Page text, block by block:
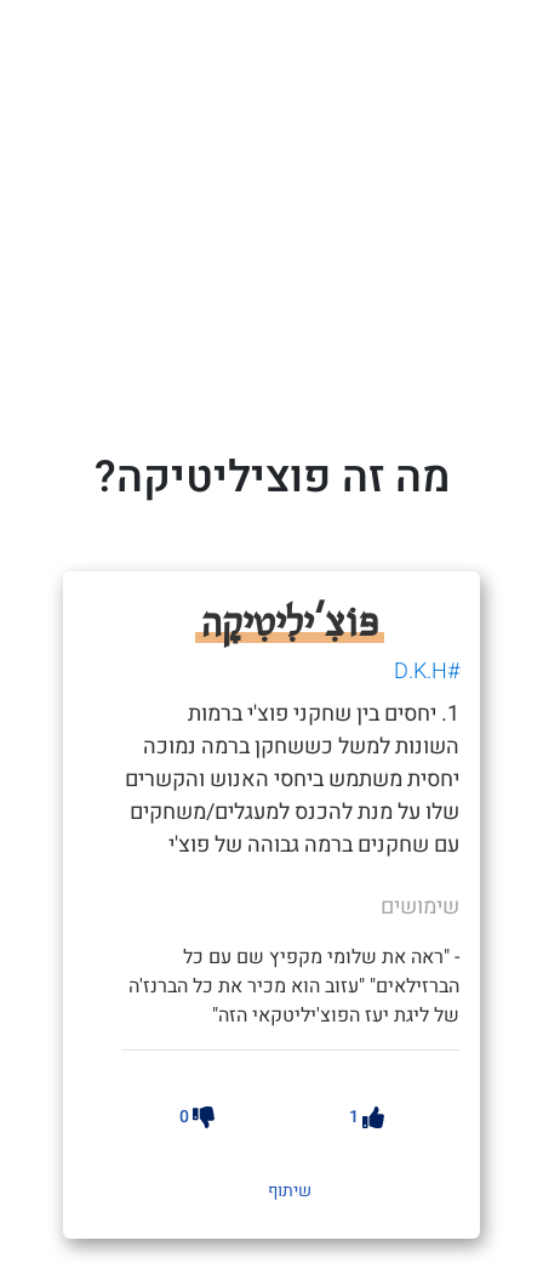
מה זה פוציליטיקה?
פּוֹצִ'ילִיטִיקָה
#D.K.H
1. יחסים בין שחקני פוצ'י ברמות
השונות למשל כששחקן ברמה נמוכה
יחסית משתמש ביחסי האנוש והקשרים
שלו על מנת להכנס למעגלים/משחקים
עם שחקנים ברמה גבוהה של פוצ'י
שימושים
- "ראה את שלומי מקפיץ שם עם כל
הברזילאים" "עזוב הוא מכיר את כל הברנז'ה
של ליגת יעז הפוצ'יליטקאי הזה"
1
0
שיתוף